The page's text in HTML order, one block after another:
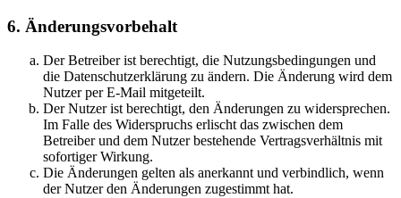
6. Änderungsvorbehalt
Der Betreiber ist berechtigt, die Nutzungsbedingungen und
die Datenschutzerklärung zu ändern. Die Änderung wird dem
Nutzer per E-Mail mitgeteilt.
Der Nutzer ist berechtigt, den Änderungen zu widersprechen.
Im Falle des Widerspruchs erlischt das zwischen dem
Betreiber und dem Nutzer bestehende Vertragsverhältnis mit
sofortiger Wirkung.
Die Änderungen gelten als anerkannt und verbindlich, wenn
der Nutzer den Änderungen zugestimmt hat.